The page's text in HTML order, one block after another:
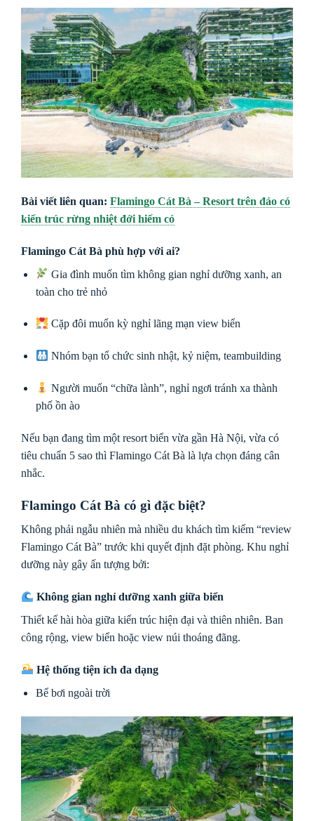
Bài viết liên quan: Flamingo Cát Bà – Resort trên đảo có
kiến trúc rừng nhiệt đới hiếm có
Flamingo Cát Bà phù hợp với ai?
Gia đình muốn tìm không gian nghỉ dưỡng xanh, an
toàn cho trẻ nhỏ
Cặp đôi muốn kỳ nghỉ lãng mạn view biển
Nhóm bạn tổ chức sinh nhật, kỷ niệm, teambuilding
Người muốn “chữa lành”, nghỉ ngơi tránh xa thành
phố ồn ào
Nếu bạn đang tìm một resort biển vừa gần Hà Nội, vừa có
tiêu chuẩn 5 sao thì Flamingo Cát Bà là lựa chọn đáng cân
nhắc.
Flamingo Cát Bà có gì đặc biệt?
Không phải ngẫu nhiên mà nhiều du khách tìm kiếm “review
Flamingo Cát Bà” trước khi quyết định đặt phòng. Khu nghỉ
dưỡng này gây ấn tượng bởi:
Không gian nghỉ dưỡng xanh giữa biển
Thiết kế hài hòa giữa kiến trúc hiện đại và thiên nhiên. Ban
công rộng, view biển hoặc view núi thoáng đãng.
Hệ thống tiện ích đa dạng
Bể bơi ngoài trời